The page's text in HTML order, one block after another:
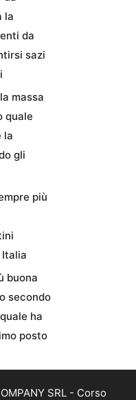
la
da
sazi
massa
quale
la
gli
più
buona
secondo
ha
posto
SRL - Corso